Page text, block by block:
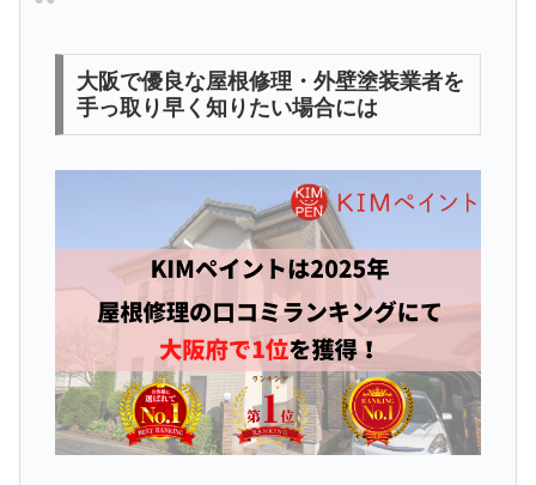
大阪で優良な屋根修理・外壁塗装業者を
手っ取り早く知りたい場合には